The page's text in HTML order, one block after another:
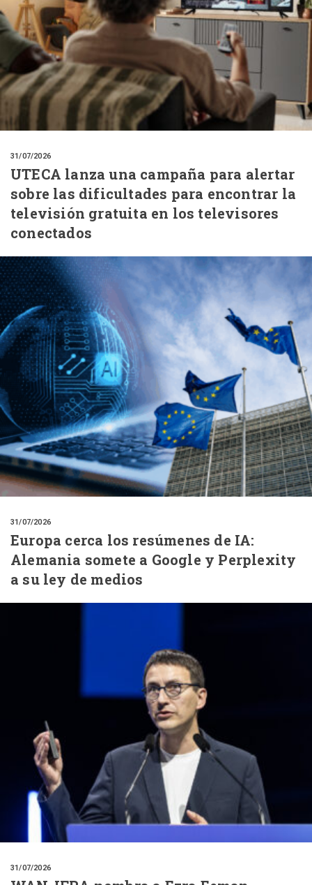
31/07/2026
UTECA lanza una campaña para alertar
sobre las dificultades para encontrar la
televisión gratuita en los televisores
conectados
31/07/2026
Europa cerca los resúmenes de IA:
Alemania somete a Google y Perplexity
a su ley de medios
31/07/2026